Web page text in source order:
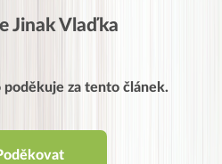
Jinak Vlaďka
za tento článek.